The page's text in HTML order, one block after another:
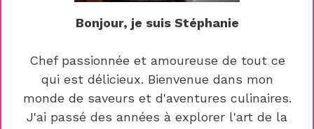
Bonjour, je suis Stéphanie
Chef passionnée et amoureuse de tout ce
qui est délicieux. Bienvenue dans mon
monde de saveurs et d'aventures culinaires.
J'ai passé des années à explorer l'art de la